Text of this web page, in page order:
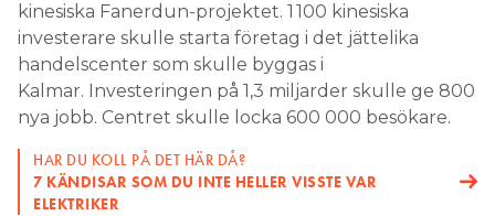
kinesiska Fanerdun-projektet. 1 100 kinesiska
investerare skulle starta företag i det jättelika
handelscenter som skulle byggas i
Kalmar. Investeringen på 1,3 miljarder skulle ge 800
nya jobb. Centret skulle locka 600 000 besökare.
HAR DU KOLL PÅ DET HÄR DÅ?
7 KÄNDISAR SOM DU INTE HELLER VISSTE VAR
ELEKTRIKER